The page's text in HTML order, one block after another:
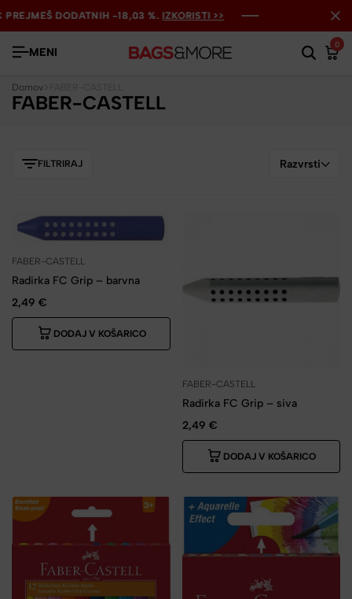
DODATNIH -18,03 %.IZKORISTI >>
DODATNIH -18,03 %.IZKORISTI >>
DODATNIH -18,03 %.IZKORISTI >>
MENI
0
FABER-CASTELL
Domov
FILTRIRAJ Razvrsti
FABER-CASTELL
Radirka FC Grip – barvna
2,49 €
DODAJ V KOŠARICO
FABER-CASTELL
Radirka FC Grip – siva
2,49 €
DODAJ V KOŠARICO